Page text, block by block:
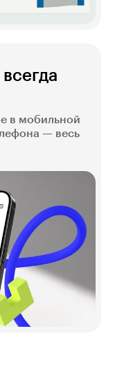
в мобильной
— весь